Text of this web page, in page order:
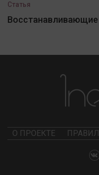
Статья
О ПРОЕКТЕ